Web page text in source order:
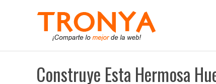
Construye Esta Hermosa